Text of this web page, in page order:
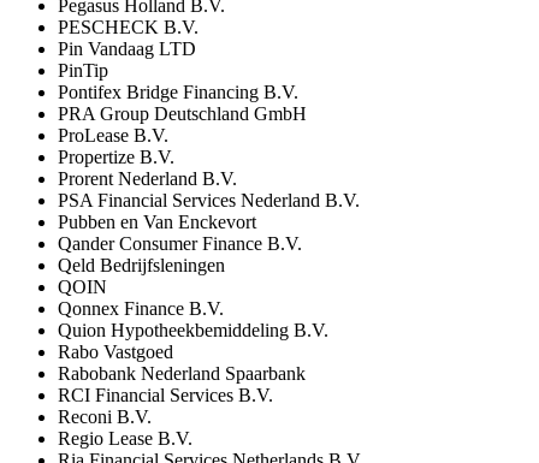
Pegasus Holland B.V.
PESCHECK B.V.
Pin Vandaag LTD
PinTip
Pontifex Bridge Financing B.V.
PRA Group Deutschland GmbH
ProLease B.V.
Propertize B.V.
Prorent Nederland B.V.
PSA Financial Services Nederland B.V.
Pubben en Van Enckevort
Qander Consumer Finance B.V.
Qeld Bedrijfsleningen
QOIN
Qonnex Finance B.V.
Quion Hypotheekbemiddeling B.V.
Rabo Vastgoed
Rabobank Nederland Spaarbank
RCI Financial Services B.V.
Reconi B.V.
Regio Lease B.V.